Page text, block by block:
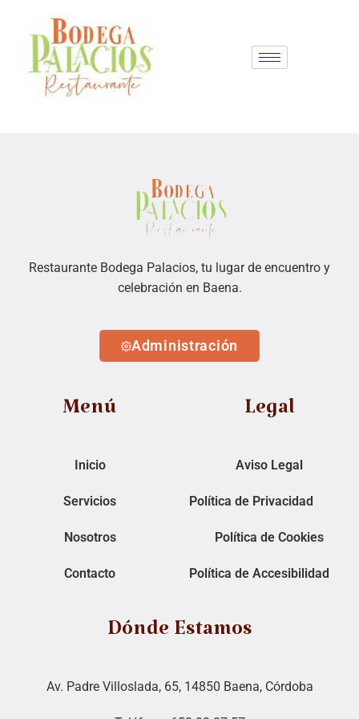
Restaurante Bodega Palacios, tu lugar de encuentro y
celebración en Baena.
Administración
Menú
Inicio
Servicios
Nosotros
Contacto
Legal
Aviso Legal
Política de Privacidad
Política de Cookies
Política de Accesibilidad
Dónde Estamos
Av. Padre Villoslada, 65, 14850 Baena, Córdoba